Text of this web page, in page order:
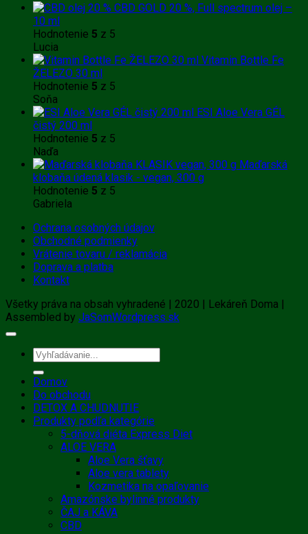
CBD GOLD 20 %, Full spectrum olej –
10 ml
Hodnotenie 5 z 5
Lucia
Vitamin Bottle Fe
ŽELEZO 30 ml
Hodnotenie 5 z 5
Soňa
ESI Aloe Vera GÉL
čistý 200 ml
Hodnotenie 5 z 5
Naďa
Maďarská
klobaňa údená klasik - vegan, 300 g
Hodnotenie 5 z 5
Gabriela
Ochrana osobných údajov
Obchodné podmienky
Vrátenie tovaru / reklamácia
Doprava a platba
Kontakt
Všetky práva na obsah vyhradené | 2020 | Lekáreň Doma |
Assembled by JaSomWordpress.sk
Hľadať:
Domov
Do obchodu
DETOX A CHUDNUTIE
Produkty podľa kategórie
5-dňová diéta Express Diet
ALOE VERA
Aloe Vera šťavy
Aloe vera tablety
Kozmetika na opaľovanie
Amazónske bylinné produkty
ČAJ a KÁVA
CBD